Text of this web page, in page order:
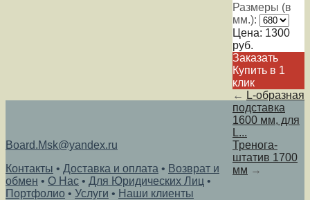
Размеры (в
мм.):
Цена: 1300
руб.
Заказать
Купить в 1
клик
← L-образная
подставка
1600 мм, для
L...
Тренога-
штатив 1700
мм →
Board.Msk@yandex.ru
Контакты • Доставка и оплата • Возврат и
обмен • О Нас • Для Юридических Лиц •
Портфолио • Услуги • Наши клиенты